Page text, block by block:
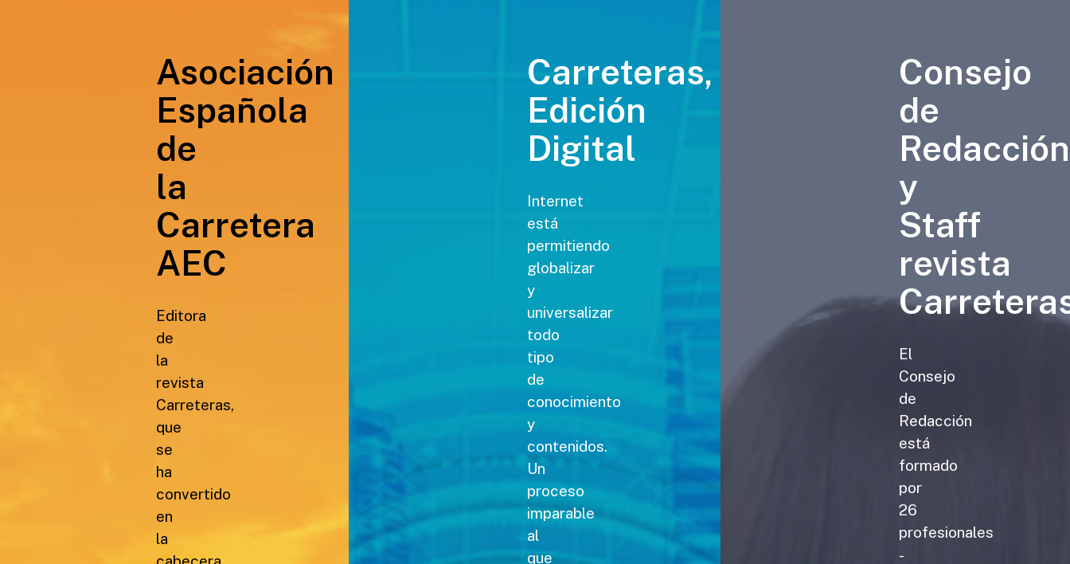
Asociación
Española
de
la
Carretera
AEC
Editora
de
la
revista
Carreteras,
que
se
ha
convertido
en
la
Carreteras,
Edición
Digital
Internet
está
permitiendo
globalizar
y
universalizar
todo
tipo
de
conocimiento
y
contenidos.
Un
proceso
imparable
al
que
Consejo
de
Redacción
y
Staff
revista
El
Consejo
de
Redacción
está
formado
por
26
profesionales
-